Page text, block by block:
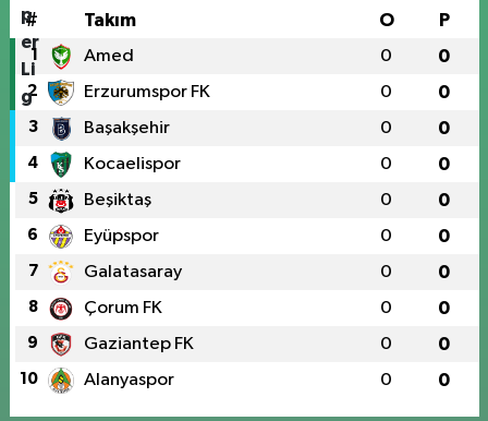
# Takım O P
1 Amed 0 0
2 Erzurumspor FK 0 0
3 Başakşehir 0 0
4 Kocaelispor 0 0
5 Beşiktaş 0 0
6 Eyüpspor 0 0
7 Galatasaray 0 0
8 Çorum FK 0 0
9 Gaziantep FK 0 0
10 Alanyaspor 0 0